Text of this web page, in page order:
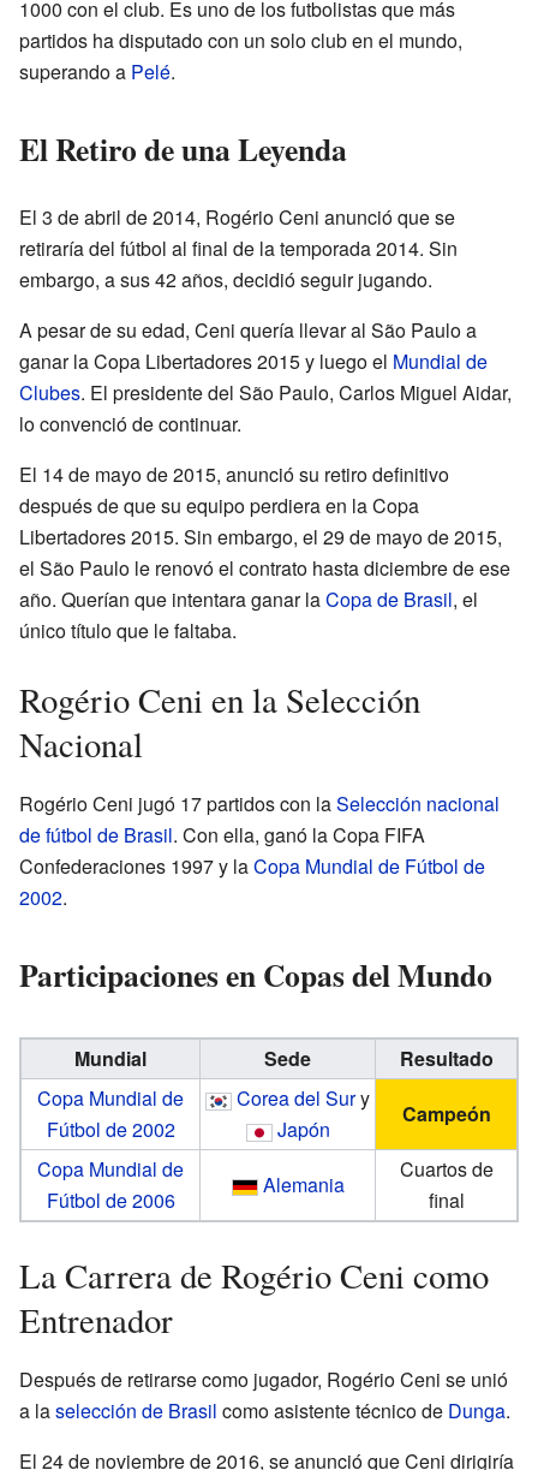
1000 con el club. Es uno de los futbolistas que más
partidos ha disputado con un solo club en el mundo,
superando a Pelé.
El Retiro de una Leyenda
El 3 de abril de 2014, Rogério Ceni anunció que se
retiraría del fútbol al final de la temporada 2014. Sin
embargo, a sus 42 años, decidió seguir jugando.
A pesar de su edad, Ceni quería llevar al São Paulo a
ganar la Copa Libertadores 2015 y luego el Mundial de
Clubes. El presidente del São Paulo, Carlos Miguel Aidar,
lo convenció de continuar.
El 14 de mayo de 2015, anunció su retiro definitivo
después de que su equipo perdiera en la Copa
Libertadores 2015. Sin embargo, el 29 de mayo de 2015,
el São Paulo le renovó el contrato hasta diciembre de ese
año. Querían que intentara ganar laCopa de Brasil, el
único título que le faltaba.
Rogério Ceni en la Selección
Nacional
Rogério Ceni jugó 17 partidos con laSelección nacional
de fútbol de Brasil. Con ella, ganó la Copa FIFA
Confederaciones 1997 y laCopa Mundial de Fútbol de
2002.
Participaciones en Copas del Mundo
Mundial Sede
Resultado
Copa Mundial de
Fútbol de 2002
Corea del Sury
Japón
Campeón
Copa Mundial de
Fútbol de 2006
Alemania
Cuartos de
final
La Carrera de Rogério Ceni como
Entrenador
Después de retirarse como jugador, Rogério Ceni se unió
a laselección de Brasil como asistente técnico de Dunga.
El 24 de noviembre de 2016, se anunció que Ceni dirigiría